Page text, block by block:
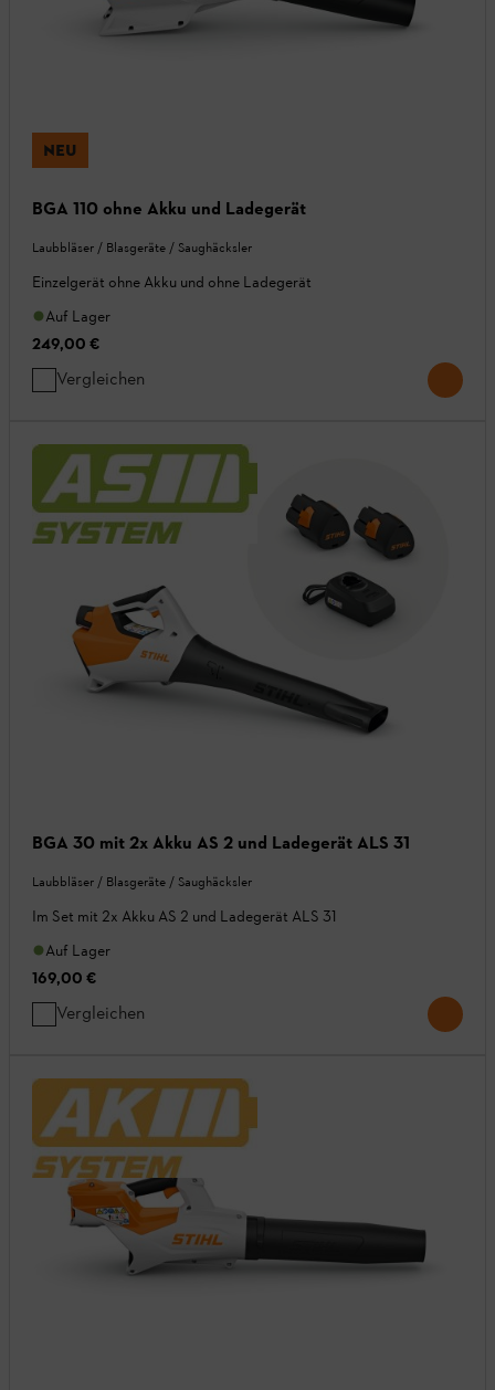
NEU
BGA 110 ohne Akku und Ladegerät
Laubbläser / Blasgeräte / Saughäcksler
Einzelgerät ohne Akku und ohne Ladegerät
Auf Lager
249,00 €
Vergleichen
BGA 30 mit 2x Akku AS 2 und Ladegerät ALS 31
Laubbläser / Blasgeräte / Saughäcksler
Im Set mit 2x Akku AS 2 und Ladegerät ALS 31
Auf Lager
169,00 €
Vergleichen